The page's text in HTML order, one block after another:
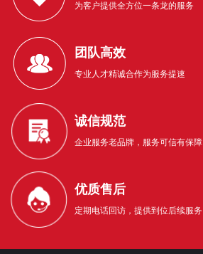
为客户提供全方位一条龙的服务
团队高效
专业人才精诚合作为服务提速
诚信规范
企业服务老品牌，服务可信有保障
优质售后
定期电话回访，提供到位后续服务